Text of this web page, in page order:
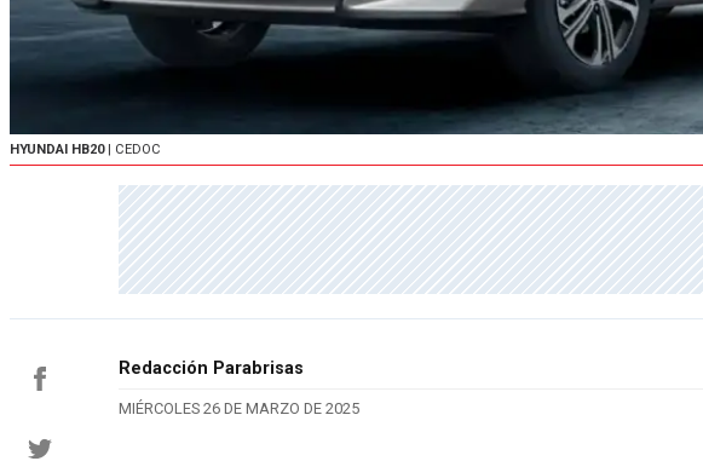
HYUNDAI HB20| CEDOC
Redacción Parabrisas
MIÉRCOLES 26 DE MARZO DE 2025